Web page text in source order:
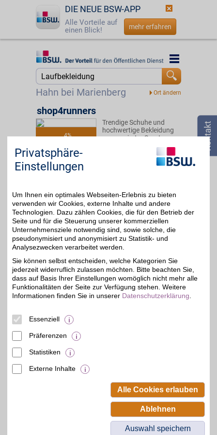
DIE NEUE BSW-APP
Alle Vorteile auf
einen Blick!
mehr erfahren
Startseite
Jetzt BSW-Mitglied werden
Login
☎ 0800 - 279 25 82
Hahn bei Marienberg
Startseite
4%
shop4runners
Trendige Schuhe und
hochwertige Bekleidung
renommierter Sport-
Marken. Bei unserem
Partner werden Läufer
fündig und können mit
noch dazu sparen.
Zum Partnerprofil
Intersport.de
Sportler aufgepasst: Ob
Ski-Alpin, Schwimmen,
Radsport, Running,
Teamsport oder Outdoor -
INTERSPORT hat für alle
Sportiven und Aktiven die
Beamten-Selbsthilfewerk GmbH.
Privatsphäre-
Einstellungen
Um Ihnen ein optimales Webseiten-Erlebnis zu bieten
verwenden wir Cookies, externe Inhalte und andere
Technologien. Dazu zählen Cookies, die für den Betrieb der
Seite und für die Steuerung unserer kommerziellen
Unternehmensziele notwendig sind, sowie solche, die
pseudonymisiert und anonymisiert zu Statistik- und
Analysezwecken verarbeitet werden.
Sie können selbst entscheiden, welche Kategorien Sie
jederzeit widerruflich zulassen möchten. Bitte beachten Sie,
dass auf Basis Ihrer Einstellungen womöglich nicht mehr alle
Funktionalitäten der Seite zur Verfügung stehen. Weitere
Informationen finden Sie in unserer Datenschutzerklärung
Essenziell
Präferenzen
Statistiken
Externe Inhalte
Alle Cookies erlauben
Ablehnen
Auswahl speichern